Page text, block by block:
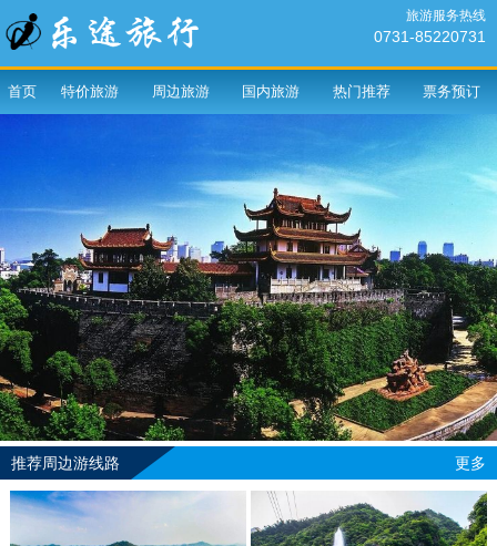
旅游服务热线
0731-85220731
首页 特价旅游 周边旅游 国内旅游 热门推荐 票务预订
推荐周边游线路 更多